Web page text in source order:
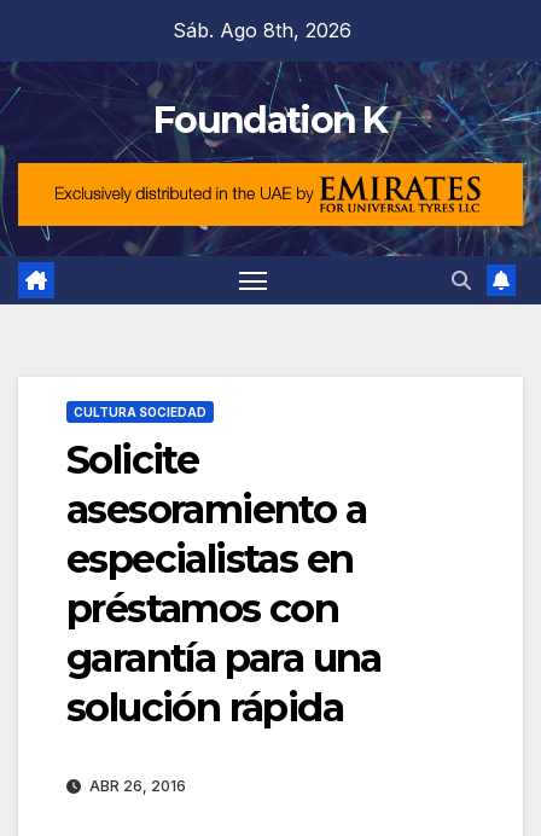
contenido
Sáb. Ago 8th, 2026
Foundation K
CULTURA SOCIEDAD
Solicite
asesoramiento a
especialistas en
préstamos con
garantía para una
solución rápida
ABR 26, 2016